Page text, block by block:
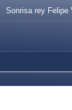
Sonrisa rey Felipe